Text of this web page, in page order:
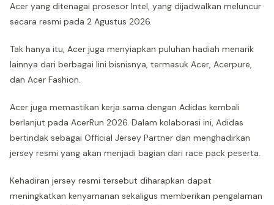
Acer yang ditenagai prosesor Intel, yang dijadwalkan meluncur
secara resmi pada 2 Agustus 2026.
Tak hanya itu, Acer juga menyiapkan puluhan hadiah menarik
lainnya dari berbagai lini bisnisnya, termasuk Acer, Acerpure,
dan Acer Fashion.
Acer juga memastikan kerja sama dengan Adidas kembali
berlanjut pada AcerRun 2026. Dalam kolaborasi ini, Adidas
bertindak sebagai Official Jersey Partner dan menghadirkan
jersey resmi yang akan menjadi bagian dari race pack peserta.
Kehadiran jersey resmi tersebut diharapkan dapat
meningkatkan kenyamanan sekaligus memberikan pengalaman